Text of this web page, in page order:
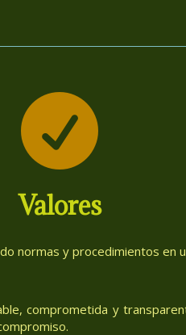

Valores
normas y procedimientos en
comprometida y